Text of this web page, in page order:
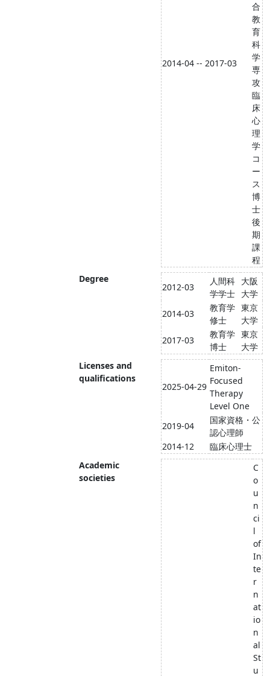
2014-04 -- 2017-03
合
教
育
科
学
専
攻
臨
床
心
理
学
コ
ー
ス
博
士
後
期
課
程
Degree
2012-03
人間科
学学士
大阪
大学
2014-03
教育学
修士
東京
大学
2017-03
教育学
博士
東京
大学
Licenses and
qualifications
2025-04-29
Emiton-
Focused
Therapy
Level One
2019-04
国家資格・公
認心理師
2014-12
臨床心理士
Academic
societies
C
o
u
n
ci
l
of
In
te
r
n
at
io
n
al
St
u